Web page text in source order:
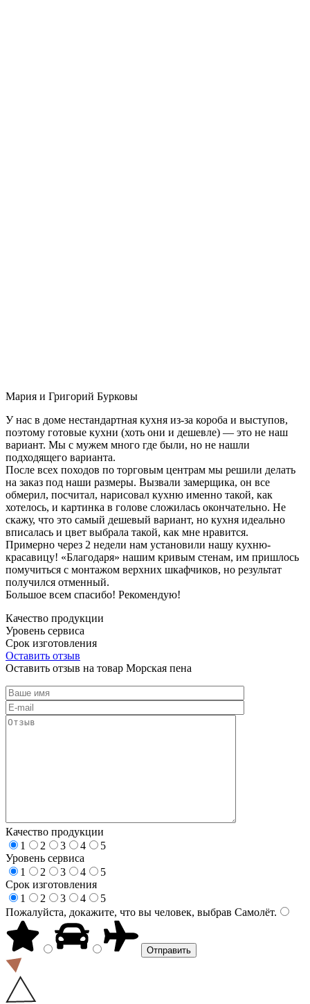
Мария и Григорий Бурковы
У нас в доме нестандартная кухня из-за короба и выступов,
поэтому готовые кухни (хоть они и дешевле) — это не наш
вариант. Мы с мужем много где были, но не нашли
подходящего варианта.
После всех походов по торговым центрам мы решили делать
на заказ под наши размеры. Вызвали замерщика, он все
обмерил, посчитал, нарисовал кухню именно такой, как
хотелось, и картинка в голове сложилась окончательно. Не
скажу, что это самый дешевый вариант, но кухня идеально
вписалась и цвет выбрала такой, как мне нравится.
Примерно через 2 недели нам установили нашу кухню-
красавицу! «Благодаря» нашим кривым стенам, им пришлось
помучиться с монтажом верхних шкафчиков, но результат
получился отменный.
Большое всем спасибо! Рекомендую!
Качество продукции
Уровень сервиса
Срок изготовления
Оставить отзыв
Оставить отзыв на товар Морская пена
Качество продукции
1
2 3 4
5
Уровень сервиса
1
2 3 4
5
Срок изготовления
1
2 3 4
5
Пожалуйста, докажите, что вы человек, выбрав Самолёт.